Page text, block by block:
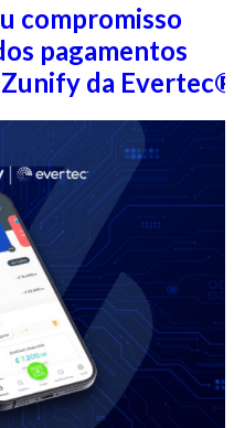
compromisso
pagamentos
da Evertec®